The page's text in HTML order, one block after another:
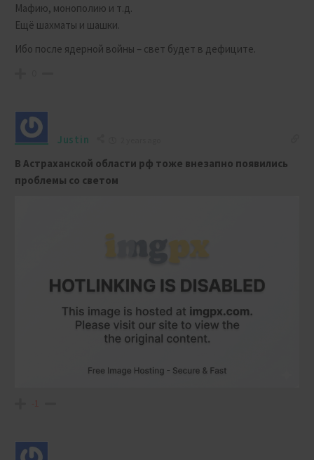
Мафию, монополию и т.д.
Ещё шахматы и шашки.
Ибо после ядерной войны – свет будет в дефиците.
Justin
В Астраханской области рф тоже внезапно появились
проблемы со светом
-1